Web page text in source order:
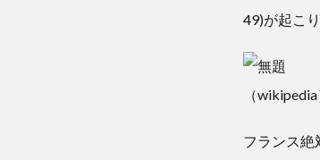
49)が起こ
（wikipedia
フランス絶